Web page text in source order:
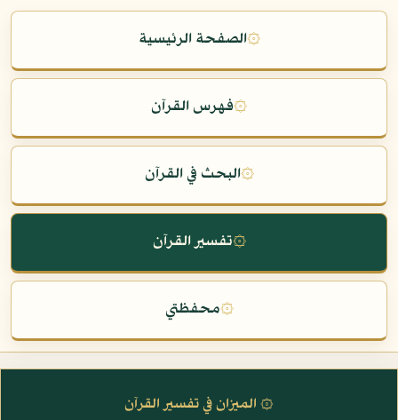
۞الصفحة الرئيسية
۞فهرس القرآن
۞البحث في القرآن
۞تفسير القرآن
۞محفظتي
۞ الميزان في تفسير القرآن